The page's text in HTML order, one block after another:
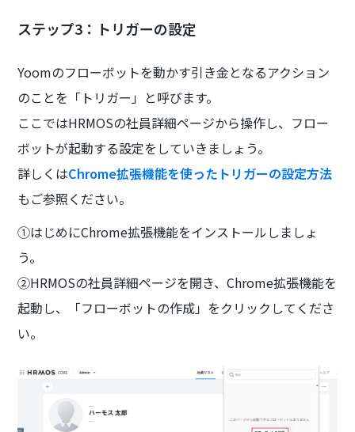
ステップ3：トリガーの設定
Yoomのフローボットを動かす引き金となるアクション
のことを「トリガー」と呼びます。
ここではHRMOSの社員詳細ページから操作し、フロー
ボットが起動する設定をしていきましょう。
詳しくはChrome拡張機能を使ったトリガーの設定方法
もご参照ください。
①はじめにChrome拡張機能をインストールしましょ
う。
②HRMOSの社員詳細ページを開き、Chrome拡張機能を
起動し、「フローボットの作成」をクリックしてくださ
い。